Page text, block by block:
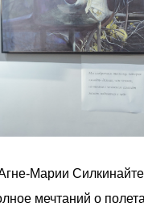
Марии
мечтаний о